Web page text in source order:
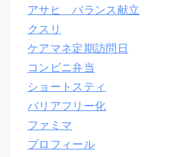
アサヒ バランス献立
クスリ
ケアマネ定期訪問日
コンビニ弁当
ショートスティ
バリアフリー化
ファミマ
プロフィール